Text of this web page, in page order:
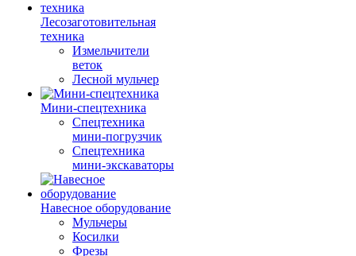
Лесозаготовительная
техника
Измельчители
веток
Лесной мульчер
Мини-спецтехника
Спецтехника
мини-погрузчик
Спецтехника
мини-экскаваторы
Навесное оборудование
Мульчеры
Косилки
Фрезы